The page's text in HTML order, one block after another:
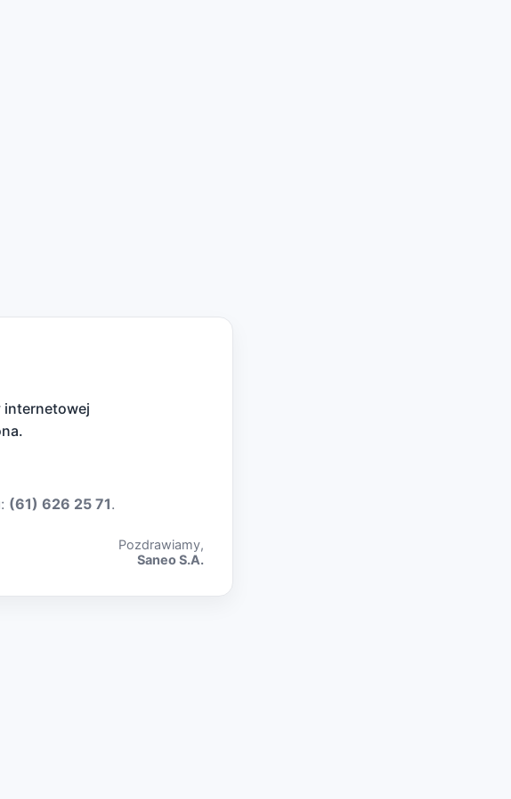
internetowej
(61) 626 25 71.
Pozdrawiamy,
Saneo S.A.